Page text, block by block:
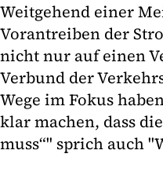
Weitgehend einer
Vorantreiben der
nicht nur auf einen
Verbund der
Wege im Fokus
klar machen, dass
muss“" sprich auch